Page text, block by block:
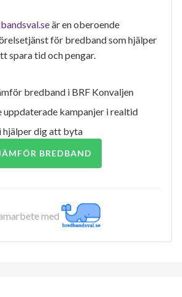
är en oberoende
för bredband som hjälper
spara tid och pengar.
bredband i BRF Konvaljen
uppdaterade kampanjer i realtid
hjälper dig att byta
BREDBAND
med